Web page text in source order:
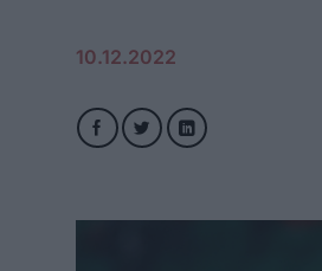
10.12.2022